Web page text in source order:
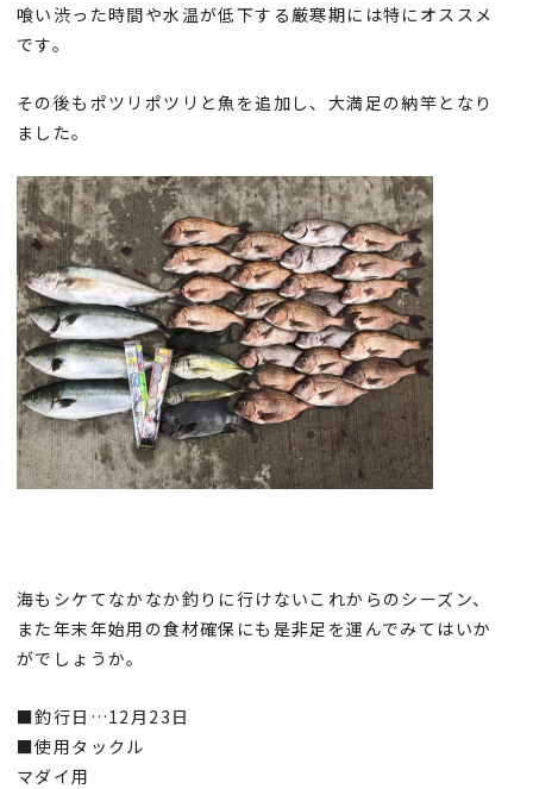
喰い渋った時間や水温が低下する厳寒期には特にオススメ
です。
その後もポツリポツリと魚を追加し、大満足の納竿となり
ました。
海もシケてなかなか釣りに行けないこれからのシーズン、
また年末年始用の食材確保にも是非足を運んでみてはいか
がでしょうか。
■釣行日…12月23日
■使用タックル
マダイ用